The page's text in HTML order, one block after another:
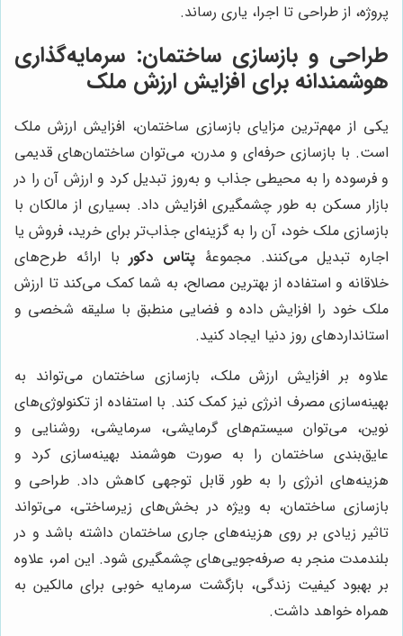
پروژه، از طراحی تا اجرا، یاری رساند.
طراحی و بازسازی ساختمان: سرمایه‌گذاری
هوشمندانه برای افزایش ارزش ملک
یکی از مهم‌ترین مزایای بازسازی ساختمان، افزایش ارزش ملک
است. با بازسازی حرفه‌ای و مدرن، می‌توان ساختمان‌های قدیمی
و فرسوده را به محیطی جذاب و به‌روز تبدیل کرد و ارزش آن را در
بازار مسکن به طور چشمگیری افزایش داد. بسیاری از مالکان با
بازسازی ملک خود، آن را به گزینه‌ای جذاب‌تر برای خرید، فروش یا
اجاره تبدیل می‌کنند. مجموعۀ پتاس دکور با ارائه طرح‌های
خلاقانه و استفاده از بهترین مصالح، به شما کمک می‌کند تا ارزش
ملک خود را افزایش داده و فضایی منطبق با سلیقه شخصی و
استانداردهای روز دنیا ایجاد کنید.
علاوه بر افزایش ارزش ملک، بازسازی ساختمان می‌تواند به
بهینه‌سازی مصرف انرژی نیز کمک کند. با استفاده از تکنولوژی‌های
نوین، می‌توان سیستم‌های گرمایشی، سرمایشی، روشنایی و
عایق‌بندی ساختمان را به صورت هوشمند بهینه‌سازی کرد و
هزینه‌های انرژی را به طور قابل توجهی کاهش داد. طراحی و
بازسازی ساختمان، به ویژه در بخش‌های زیرساختی، می‌تواند
تاثیر زیادی بر روی هزینه‌های جاری ساختمان داشته باشد و در
بلندمدت منجر به صرفه‌جویی‌های چشمگیری شود. این امر، علاوه
بر بهبود کیفیت زندگی، بازگشت سرمایه خوبی برای مالکین به
همراه خواهد داشت.